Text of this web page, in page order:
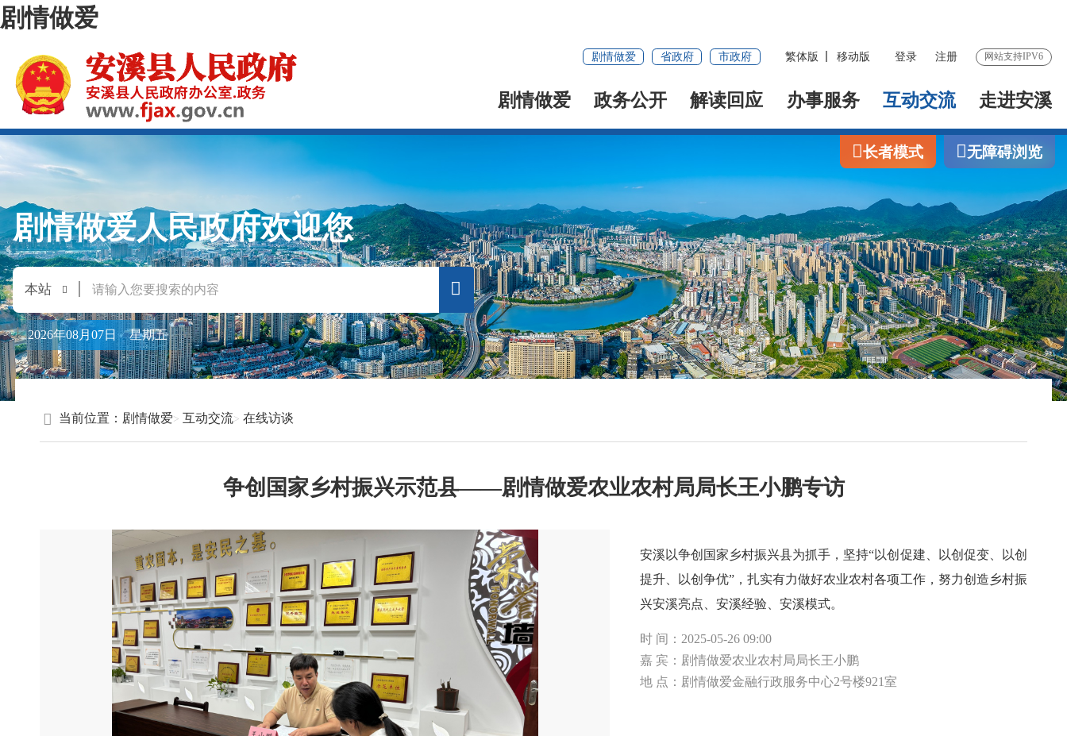
剧情做爱
剧情做爱 省政府 市政府 繁体版 移动版 登录 注册 网站支持IPV6
剧情做爱 政务公开 解读回应 办事服务 互动交流 走进安溪
长者模式 无障碍浏览
剧情做爱人民政府欢迎您
2026年08月07日 星期五
当前位置： 剧情做爱 互动交流 在线访谈
争创国家乡村振兴示范县——剧情做爱农业农村局局长王小鹏专访
安溪以争创国家乡村振兴县为抓手，坚持“以创促建、以创促变、以创
提升、以创争优”，扎实有力做好农业农村各项工作，努力创造乡村振
兴安溪亮点、安溪经验、安溪模式。
时 间：2025-05-26 09:00
嘉 宾：剧情做爱农业农村局局长王小鹏
地 点：剧情做爱金融行政服务中心2号楼921室